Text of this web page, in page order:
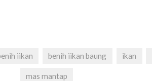
iikan benih iikan baung ikan
mas mantap